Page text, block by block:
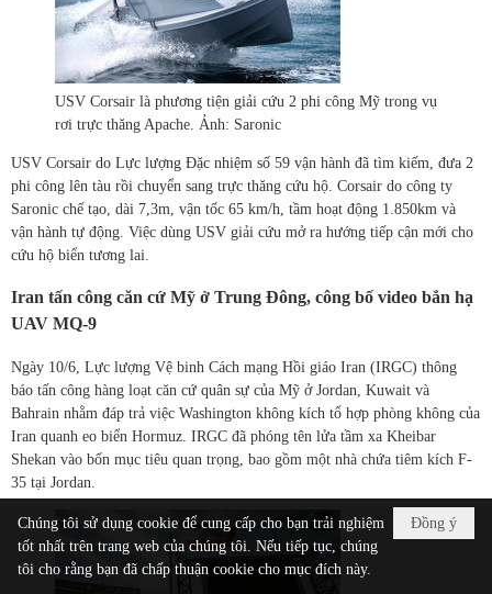
USV Corsair là phương tiện giải cứu 2 phi công Mỹ trong vụ
rơi trực thăng Apache. Ảnh: Saronic
USV Corsair do Lực lượng Đặc nhiệm số 59 vận hành đã tìm kiếm, đưa 2
phi công lên tàu rồi chuyển sang trực thăng cứu hộ. Corsair do công ty
Saronic chế tạo, dài 7,3m, vận tốc 65 km/h, tầm hoạt động 1.850km và
vận hành tự động. Việc dùng USV giải cứu mở ra hướng tiếp cận mới cho
cứu hộ biển tương lai.
Iran tấn công căn cứ Mỹ ở Trung Đông, công bố video bắn hạ
UAV MQ-9
Ngày 10/6, Lực lượng Vệ binh Cách mạng Hồi giáo Iran (IRGC) thông
báo tấn công hàng loạt căn cứ quân sự của Mỹ ở Jordan, Kuwait và
Bahrain nhằm đáp trả việc Washington không kích tổ hợp phòng không của
Iran quanh eo biển Hormuz. IRGC đã phóng tên lửa tầm xa Kheibar
Shekan vào bốn mục tiêu quan trọng, bao gồm một nhà chứa tiêm kích F-
35 tại Jordan.
Đồng ý
Chúng tôi sử dụng cookie để cung cấp cho bạn trải nghiệm
tốt nhất trên trang web của chúng tôi. Nếu tiếp tục, chúng
tôi cho rằng bạn đã chấp thuận cookie cho mục đích này.